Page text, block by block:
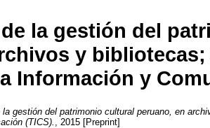
la gestión del
y
Información y
gestión del patrimonio cultural peruano, en
(TICS).
, 2015 [Preprint]